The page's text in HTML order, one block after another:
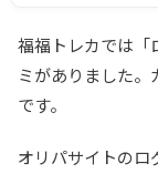
福福トレカでは「
ミがありました。
です。
オリパサイトのロ